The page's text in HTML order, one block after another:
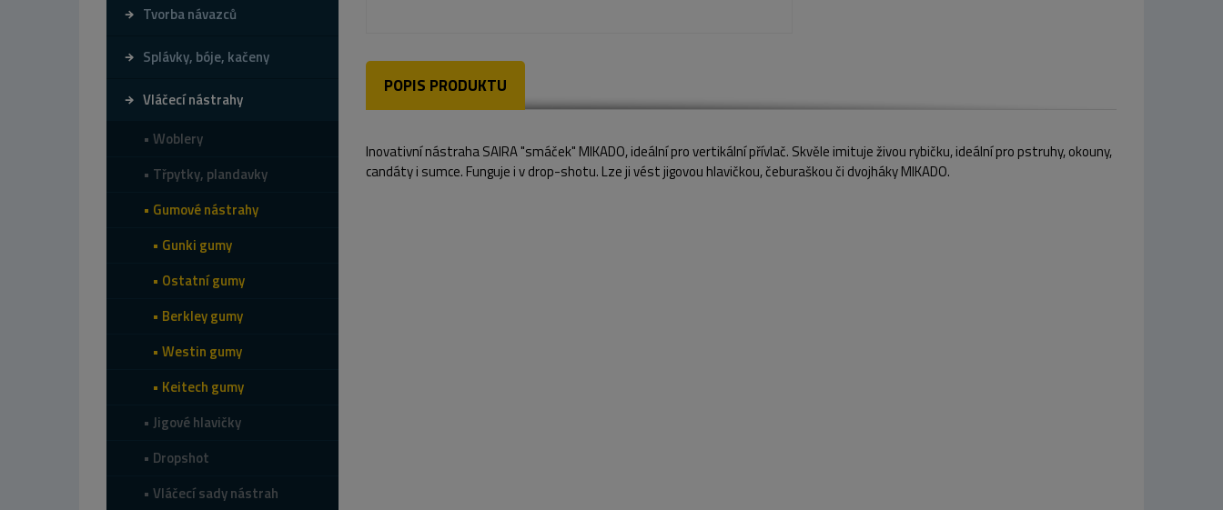
Tvorba návazců
Splávky, bóje, kačeny
Vláčecí nástrahy
Woblery
Třpytky, plandavky
Gumové nástrahy
Gunki gumy
Ostatní gumy
Berkley gumy
Westin gumy
Keitech gumy
Jigové hlavičky
Dropshot
Vláčecí sady nástrah
POPIS PRODUKTU
Inovativní nástraha SAIRA "smáček" MIKADO, ideální pro vertikální přívlač. Skvěle imituje živou rybičku, ideální pro pstruhy, okouny,
candáty i sumce. Funguje i v drop-shotu. Lze ji vést jigovou hlavičkou, čeburaškou či dvojháky MIKADO.